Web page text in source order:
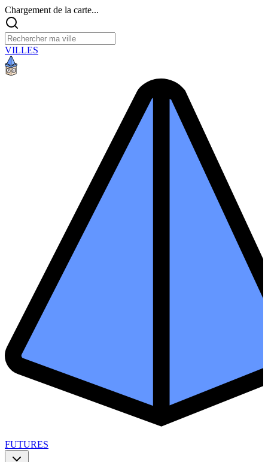
Chargement de la carte...
VILLES
FUTURES